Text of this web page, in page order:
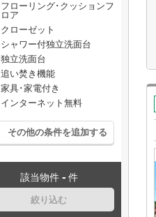
フローリング･クッションフ
ロア
クローゼット
シャワー付独立洗面台
独立洗面台
追い焚き機能
家具･家電付き
インターネット無料
その他の条件を追加する
該当物件 - 件
絞り込む